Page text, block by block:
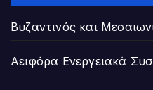
Βυζαντινός και
Αειφόρα Ενεργειακά